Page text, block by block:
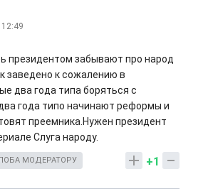
президентом забывают про народ
заведено к сожалению в
два года типа боряться с
года типо начинают реформы и
преемника.Нужен президент
Слуга народу.
+1
МОДЕРАТОРУ